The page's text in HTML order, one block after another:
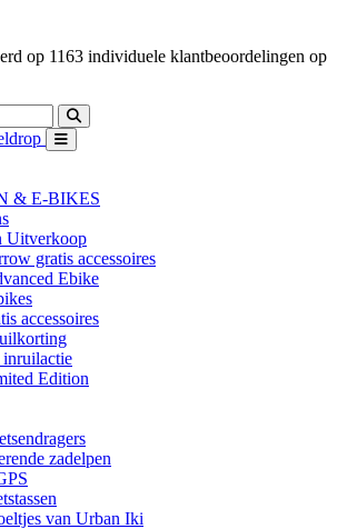
op 1163 individuele klantbeoordelingen op
& E-BIKES
Uitverkoop
gratis accessoires
Ebike
accessoires
Edition
zadelpen
van Urban Iki